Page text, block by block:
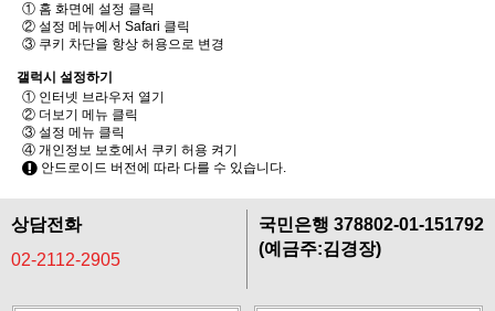
① 홈 화면에 설정 클릭
② 설정 메뉴에서 Safari 클릭
③ 쿠키 차단을 항상 허용으로 변경
갤럭시 설정하기
① 인터넷 브라우저 열기
② 더보기 메뉴 클릭
③ 설정 메뉴 클릭
④ 개인정보 보호에서 쿠키 허용 켜기
안드로이드 버전에 따라 다를 수 있습니다.
상담전화
02-2112-2905
국민은행 378802-01-151792
(예금주:김경장)